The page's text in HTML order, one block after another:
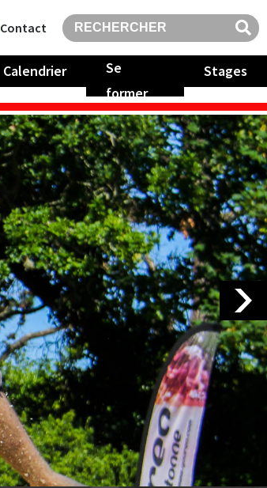
Contact
Calendrier
Se
former
Stages